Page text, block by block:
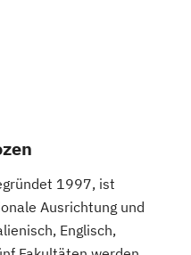
1997, ist
Ausrichtung und
Englisch,